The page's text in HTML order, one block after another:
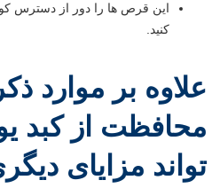
این قرص ها را دور از دسترس
کنید.
علاوه بر موارد
محافظت از کبد
تواند مزایای